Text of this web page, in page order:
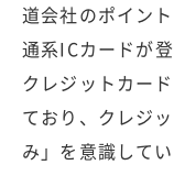
道会社のポイン
通系ICカードが
クレジットカー
ており、クレジ
み」を意識してい